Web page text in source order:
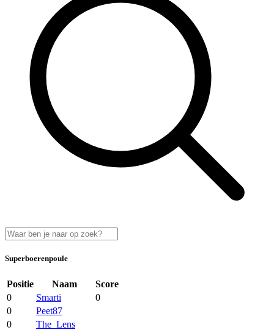
Superboerenpoule
Positie Naam
Score
0
Smarti
0
0
Peet87
0
The_Lens